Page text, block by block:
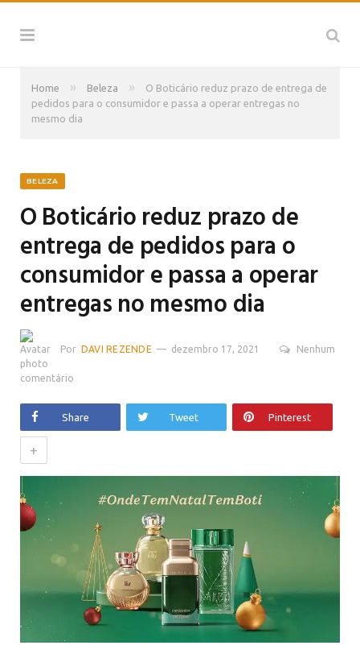
Home » Beleza »
O Boticário reduz prazo de entrega de
pedidos para o consumidor e passa a operar entregas no
mesmo dia
BELEZA
O Boticário reduz prazo de
entrega de pedidos para o
consumidor e passa a operar
entregas no mesmo dia
Por DAVI REZENDE dezembro 17, 2021 Nenhum
comentário
Share Tweet Pinterest
+